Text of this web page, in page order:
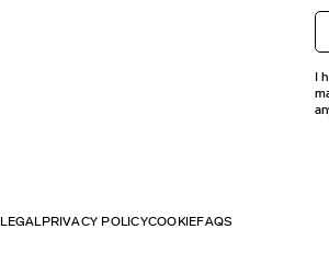
I
LEGALPRIVACY POLICYCOOKIEFAQS